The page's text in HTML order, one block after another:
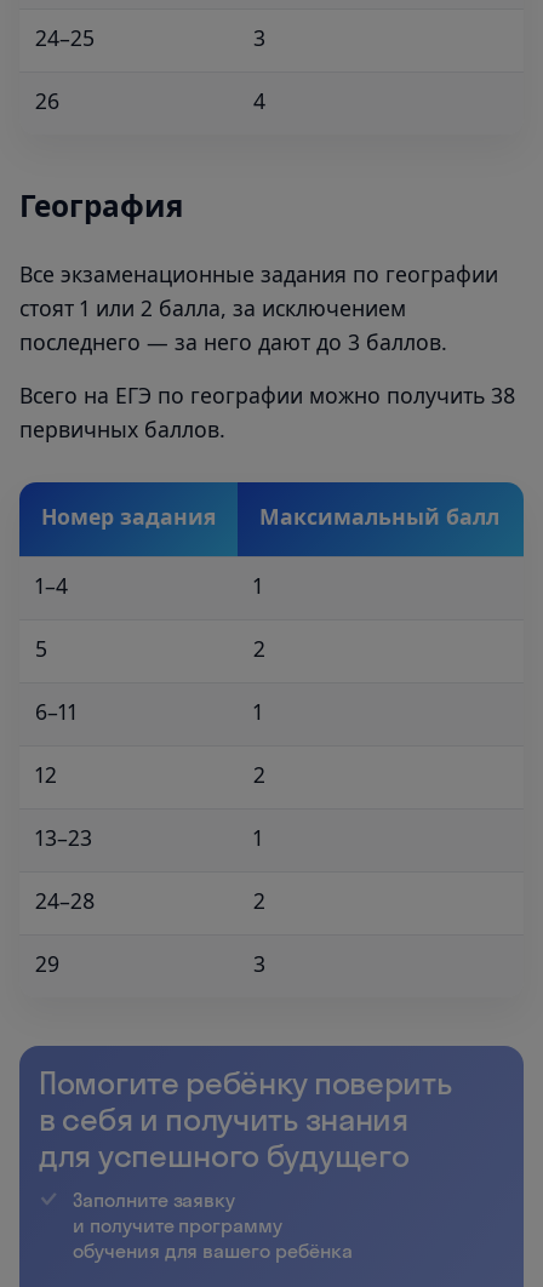
24–25 3
26 4
География
Все экзаменационные задания по географии
стоят 1 или 2 балла, за исключением
последнего — за него дают до 3 баллов.
Всего на ЕГЭ по географии можно получить 38
первичных баллов.
Номер задания Максимальный балл
1–4 1
5 2
6–11 1
12 2
13–23 1
24–28 2
29 3
Помогите ребёнку поверить
в себя и получить знания
для успешного будущего
Заполните заявку
и получите программу
обучения для вашего ребёнка